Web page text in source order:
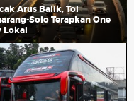
Arus Balik, Tol
Solo Terapkan One
Lokal